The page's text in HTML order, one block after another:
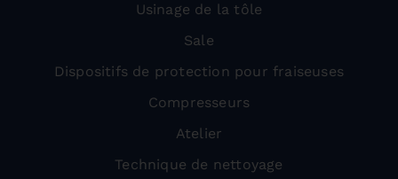
Usinage de la tôle
Sale
Dispositifs de protection pour fraiseuses
Compresseurs
Atelier
Technique de nettoyage